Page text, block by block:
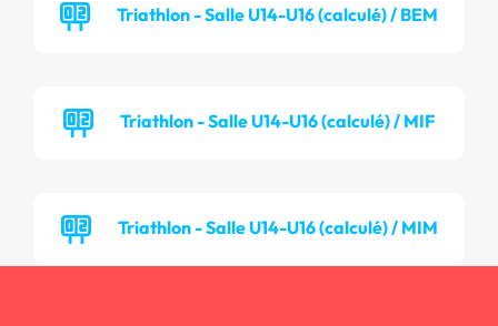
Triathlon - Salle U14-U16 (calculé) / BEM
Triathlon - Salle U14-U16 (calculé) / MIF
Triathlon - Salle U14-U16 (calculé) / MIM